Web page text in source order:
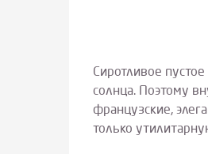
Сиротливое
солнца. Поэтому
французские,
только